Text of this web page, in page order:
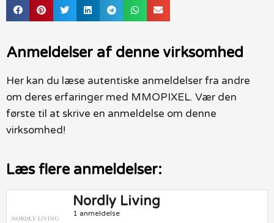
Anmeldelser af denne virksomhed
Her kan du læse autentiske anmeldelser fra andre
om deres erfaringer med MMOPIXEL. Vær den
første til at skrive en anmeldelse om denne
virksomhed!
Læs flere anmeldelser:
Nordly Living
1 anmeldelse